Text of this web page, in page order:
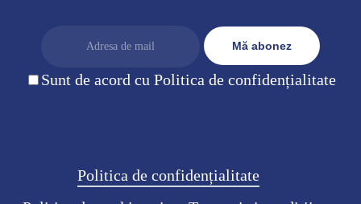
Sunt de acord cu Politica de confidențialitate
Politica de confidențialitate